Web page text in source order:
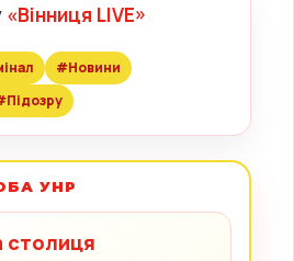
«Вінниця LIVE»
#Новини
УНР
столиця